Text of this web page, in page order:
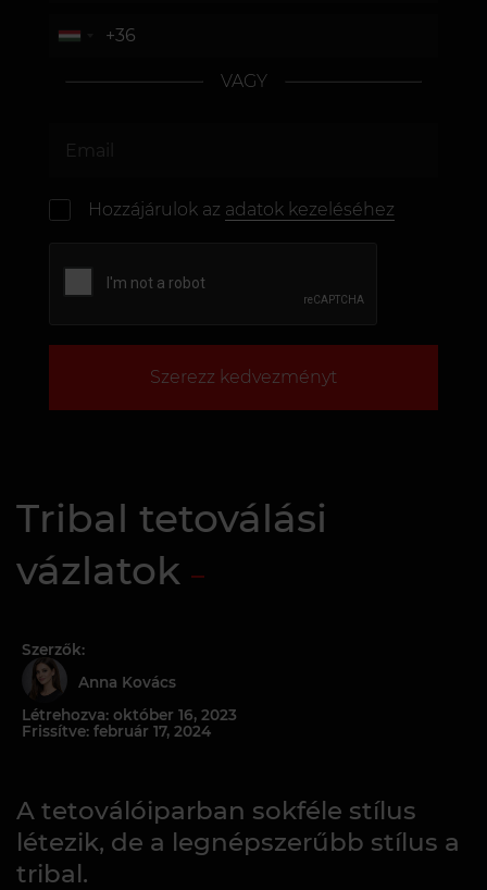
VAGY
Hozzájárulok az adatok kezeléséhez
Szerezz kedvezményt
Tribal tetoválási
vázlatok
Szerzők:
Anna Kovács
Létrehozva: október 16, 2023
Frissítve: február 17, 2024
A tetoválóiparban sokféle stílus
létezik, de a legnépszerűbb stílus a
tribal.